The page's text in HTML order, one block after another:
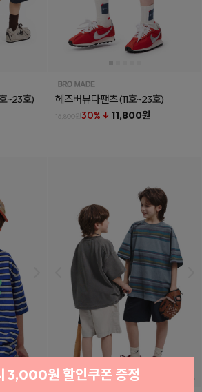
~23호) 헤즈버뮤다팬츠(11호~23호)
16,800원30% ↓ 11,800원
3,000원 할인쿠폰 증정